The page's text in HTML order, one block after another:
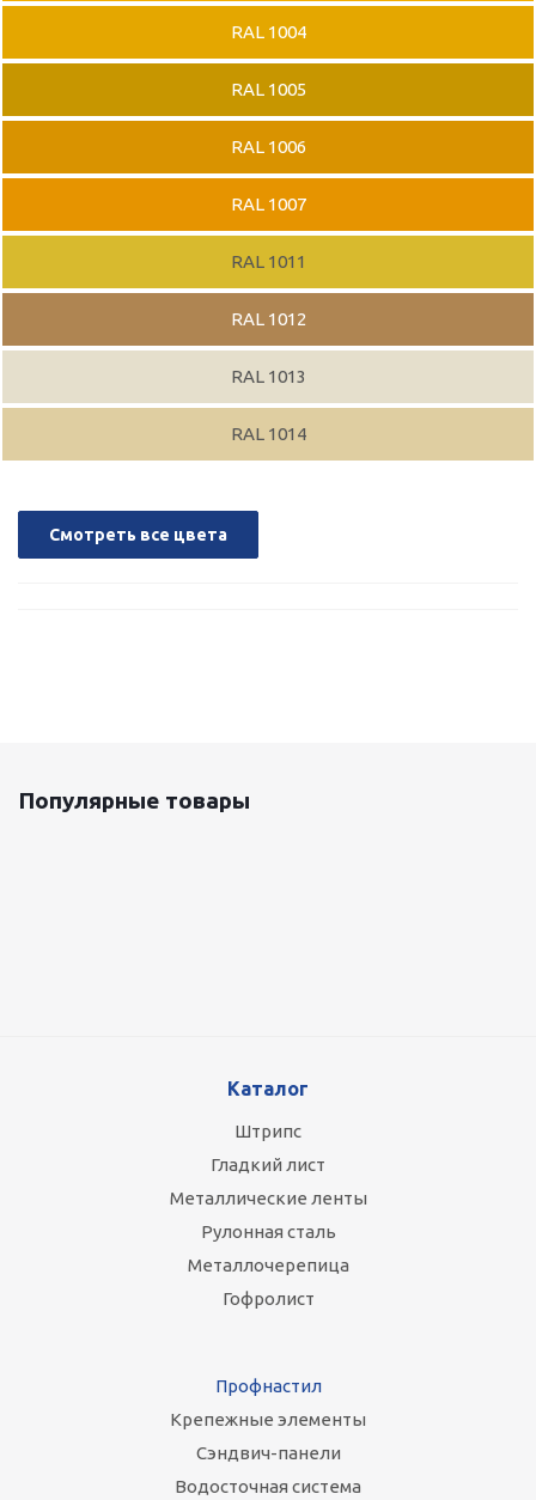
RAL 1004
RAL 1005
RAL 1006
RAL 1007
RAL 1011
RAL 1012
RAL 1013
RAL 1014
Смотреть все цвета
Популярные товары
Каталог
Штрипс
Гладкий лист
Металлические ленты
Рулонная сталь
Металлочерепица
Гофролист
Профнастил
Крепежные элементы
Сэндвич-панели
Водосточная система